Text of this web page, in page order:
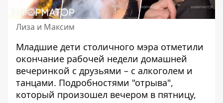
Лиза и Максим
Младшие дети столичного мэра отметили
окончание рабочей недели домашней
вечеринкой с друзьями – с алкоголем и
танцами. Подробностями "отрыва",
который произошел вечером в пятницу,